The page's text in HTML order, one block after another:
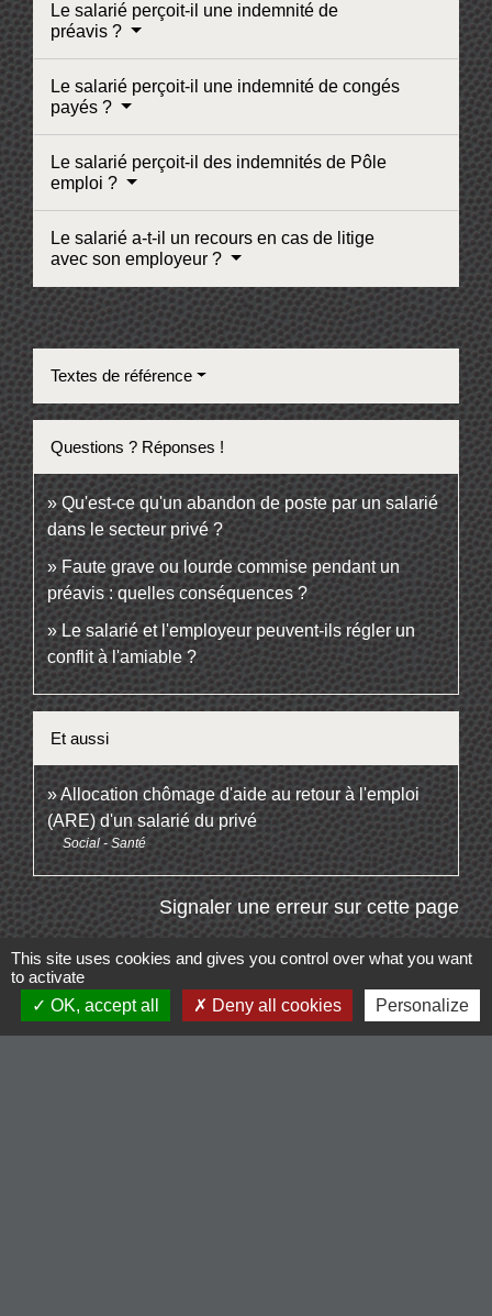
Le salarié perçoit-il une indemnité de
préavis ?
Le salarié perçoit-il une indemnité de congés
payés ?
Le salarié perçoit-il des indemnités de Pôle
emploi ?
Le salarié a-t-il un recours en cas de litige
avec son employeur ?
Textes de référence
Questions ? Réponses !
Qu'est-ce qu'un abandon de poste par un salarié
dans le secteur privé ?
Faute grave ou lourde commise pendant un
préavis : quelles conséquences ?
Le salarié et l'employeur peuvent-ils régler un
conflit à l'amiable ?
Et aussi
Allocation chômage d'aide au retour à l'emploi
(ARE) d'un salarié du privé
Social - Santé
Signaler une erreur sur cette page
This site uses cookies and gives you control over what you want
to activate
OK, accept all
Deny all cookies Personalize